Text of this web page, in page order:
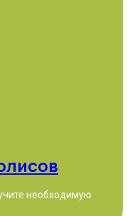
необходимую